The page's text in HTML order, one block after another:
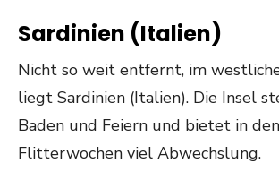
Sardinien (Italien)
Nicht so weit entfernt, im
liegt Sardinien (Italien). Die Insel
Baden und Feiern und bietet in den
Flitterwochen viel Abwechslung.